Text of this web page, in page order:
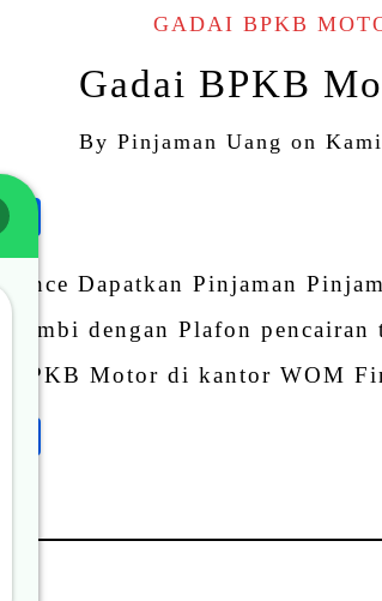
GADAI BPKB
Gadai BPKB
By Pinjaman Uang on
Dapatkan Pinjaman
dengan Plafon
BPKB Motor di kantor WOM